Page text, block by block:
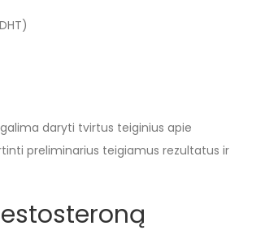
daryti tvirtus teiginius apie
preliminarius teigiamus rezultatus ir